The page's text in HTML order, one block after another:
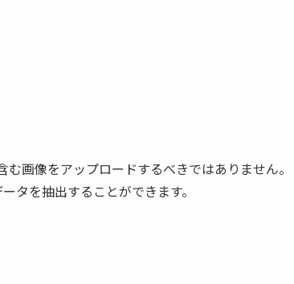
画像をアップロードするべきではありません。
タを抽出することができます。